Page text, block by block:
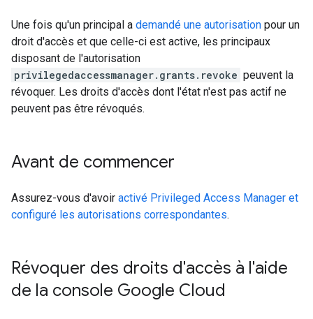
Une fois qu'un principal a demandé une autorisation pour un
droit d'accès et que celle-ci est active, les principaux
disposant de l'autorisation
privilegedaccessmanager.grants.revoke peuvent la
révoquer. Les droits d'accès dont l'état n'est pas actif ne
peuvent pas être révoqués.
Avant de commencer
Assurez-vous d'avoir activé Privileged Access Manager et
configuré les autorisations correspondantes.
Révoquer des droits d'accès à l'aide
de la console Google Cloud